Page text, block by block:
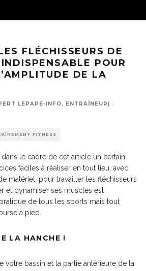
FLÉCHISSEURS DE
POUR
DE LA
LEPAPE-INFO, ENTRAÎNEUR) ·
FITNESS
le cadre de cet article un certain
faciles à réaliser en tout lieu, avec
matériel, pour travailler les fléchisseurs
et dynamiser ses muscles est
de tous les sports mais tout
à pied.
LA HANCHE !
votre bassin et la partie antérieure de la